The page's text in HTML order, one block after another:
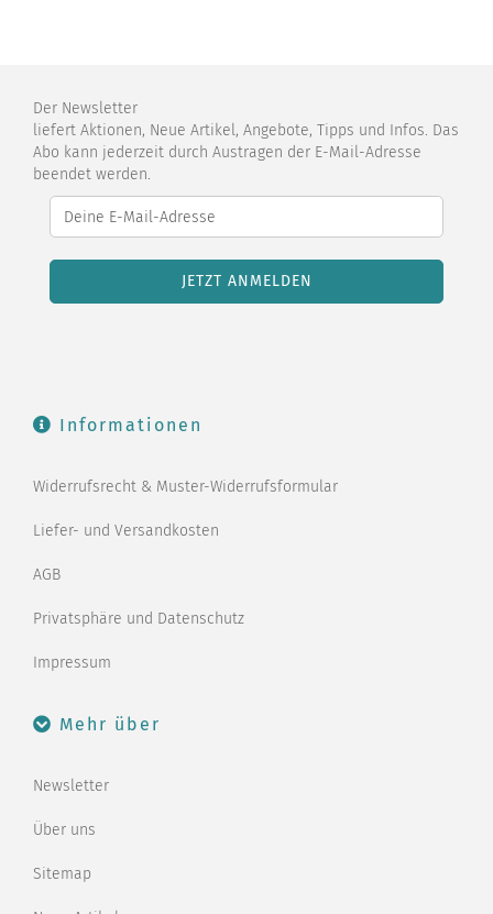
Der Newsletter
liefert Aktionen, Neue Artikel, Angebote, Tipps und Infos. Das
Abo kann jederzeit durch Austragen der E-Mail-Adresse
beendet werden.
Informationen
Widerrufsrecht & Muster-Widerrufsformular
Liefer- und Versandkosten
AGB
Privatsphäre und Datenschutz
Impressum
Mehr über
Newsletter
Über uns
Sitemap